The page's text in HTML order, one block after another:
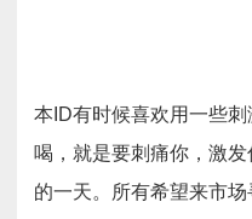
本ID有时候喜欢用一些
喝，就是要刺痛你，激
的一天。所有希望来市